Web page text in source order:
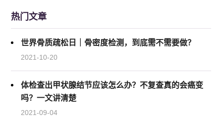
热门文章
世界骨质疏松日｜骨密度检测，到底需不需要做？
2021-10-20
体检查出甲状腺结节应该怎么办？不复查真的会癌变
吗？一文讲清楚
2021-09-04